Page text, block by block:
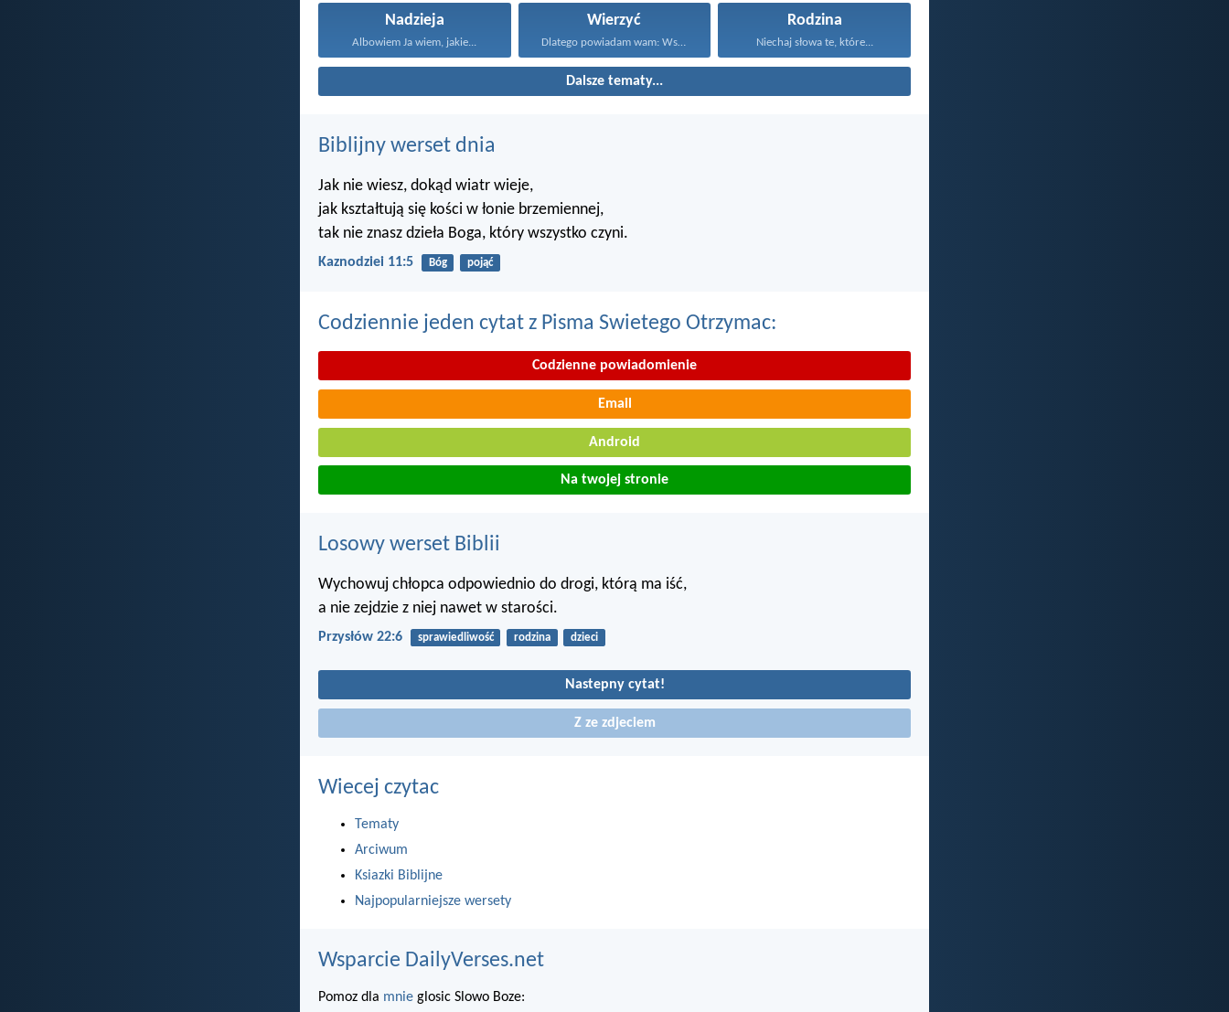
Nadzieja
Albowiem Ja wiem, jakie...
Wierzyć
Dlatego powiadam wam: Wszystko...
Rodzina
Niechaj słowa te, które...
Dalsze tematy...
Biblijny werset dnia
Jak nie wiesz, dokąd wiatr wieje,
jak kształtują się kości w łonie brzemiennej,
tak nie znasz dzieła Boga, który wszystko czyni.
Kaznodziei 11:5 Bóg pojąć
Codziennie jeden cytat z Pisma Swietego Otrzymac:
Codzienne powiadomienie
Email
Android
Na twojej stronie
Losowy werset Biblii
Wychowuj chłopca odpowiednio do drogi, którą ma iść,
a nie zejdzie z niej nawet w starości.
Przysłów 22:6 sprawiedliwość rodzina dzieci
Nastepny cytat!
Z ze zdjeciem
Wiecej czytac
Tematy
Arciwum
Ksiazki Biblijne
Najpopularniejsze wersety
Wsparcie DailyVerses.net
Pomoz dla mnie glosic Slowo Boze: